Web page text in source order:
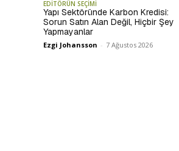
EDİTÖRÜN SEÇİMİ
Yapı Sektöründe Karbon Kredisi:
Sorun Satın Alan Değil, Hiçbir Şey
Yapmayanlar
Ezgi Johansson - 7 Ağustos 2026